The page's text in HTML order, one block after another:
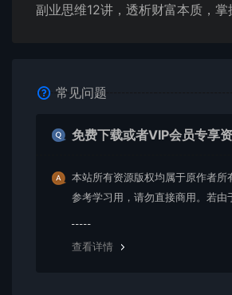
副业思维12讲，透析财富本质，
常见问题
免费下载或者VIP会员专享
本站所有资源版权均属于原作者
参考学习用，请勿直接商用。若由
查看详情